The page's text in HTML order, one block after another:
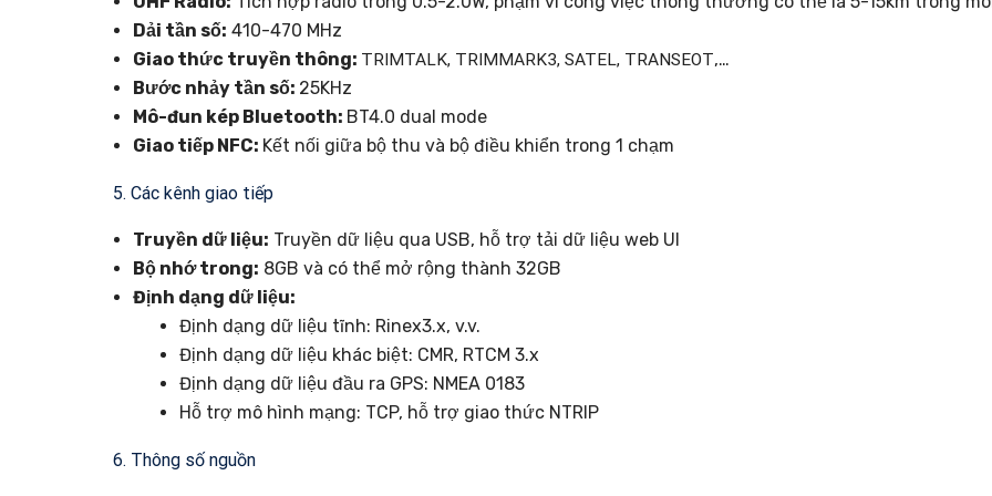
Dải tần số: 410-470 MHz
Giao thức truyền thông: TRIMTALK, TRIMMARK3, SATEL, TRANSEOT,…
Bước nhảy tần số: 25KHz
Mô-đun kép Bluetooth: BT4.0 dual mode
Giao tiếp NFC: Kết nối giữa bộ thu và bộ điều khiển trong 1 chạm
5. Các kênh giao tiếp
Truyền dữ liệu: Truyền dữ liệu qua USB, hỗ trợ tải dữ liệu web UI
Bộ nhớ trong: 8GB và có thể mở rộng thành 32GB
Định dạng dữ liệu:
Định dạng dữ liệu tĩnh: Rinex3.x, v.v.
Định dạng dữ liệu khác biệt: CMR, RTCM 3.x
Định dạng dữ liệu đầu ra GPS: NMEA 0183
Hỗ trợ mô hình mạng: TCP, hỗ trợ giao thức NTRIP
6. Thông số nguồn